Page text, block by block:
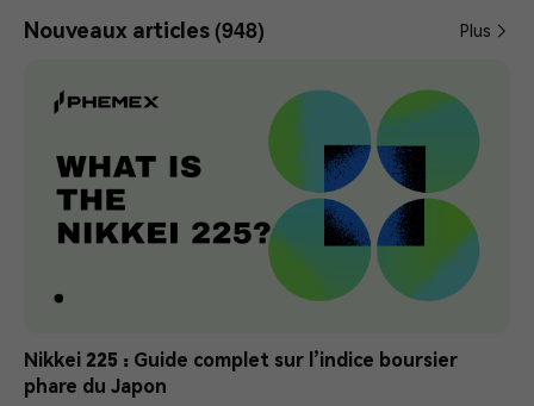
Nouveaux articles(948) Plus
Nikkei 225 : Guide complet sur l’indice boursier
phare du Japon